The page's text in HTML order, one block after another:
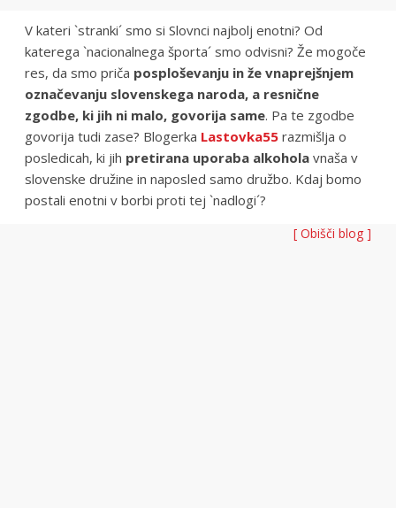
V kateri `stranki´ smo si Slovnci najbolj enotni? Od
katerega `nacionalnega športa´ smo odvisni? Že mogoče
res, da smo priča posploševanju in že vnaprejšnjem
označevanju slovenskega naroda, a resnične
zgodbe, ki jih ni malo, govorija same. Pa te zgodbe
govorija tudi zase? Blogerka Lastovka55 razmišlja o
posledicah, ki jih pretirana uporaba alkohola vnaša v
slovenske družine in naposled samo družbo. Kdaj bomo
postali enotni v borbi proti tej `nadlogi´?
[ Obišči blog ]